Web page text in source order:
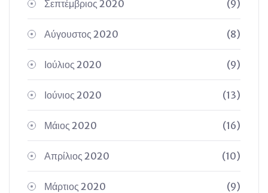
Σεπτέμβριος 2020 (9)
Αύγουστος 2020 (8)
Ιούλιος 2020 (9)
Ιούνιος 2020 (13)
Μάιος 2020 (16)
Απρίλιος 2020 (10)
Μάρτιος 2020 (9)